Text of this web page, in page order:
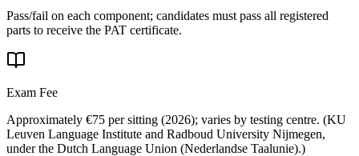
Pass/fail on each component; candidates must pass all registered
parts to receive the PAT certificate.
Exam Fee
Approximately €75 per sitting (2026); varies by testing centre. (KU
Leuven Language Institute and Radboud University Nijmegen,
under the Dutch Language Union (Nederlandse Taalunie).)